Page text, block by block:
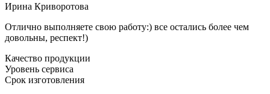
Ирина Криворотова
Отлично выполняете свою работу:) все остались более чем
довольны, респект!)
Качество продукции
Уровень сервиса
Срок изготовления